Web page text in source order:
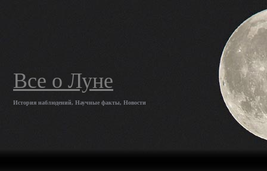
Все о Луне
История наблюдений, Научные факты, Новости